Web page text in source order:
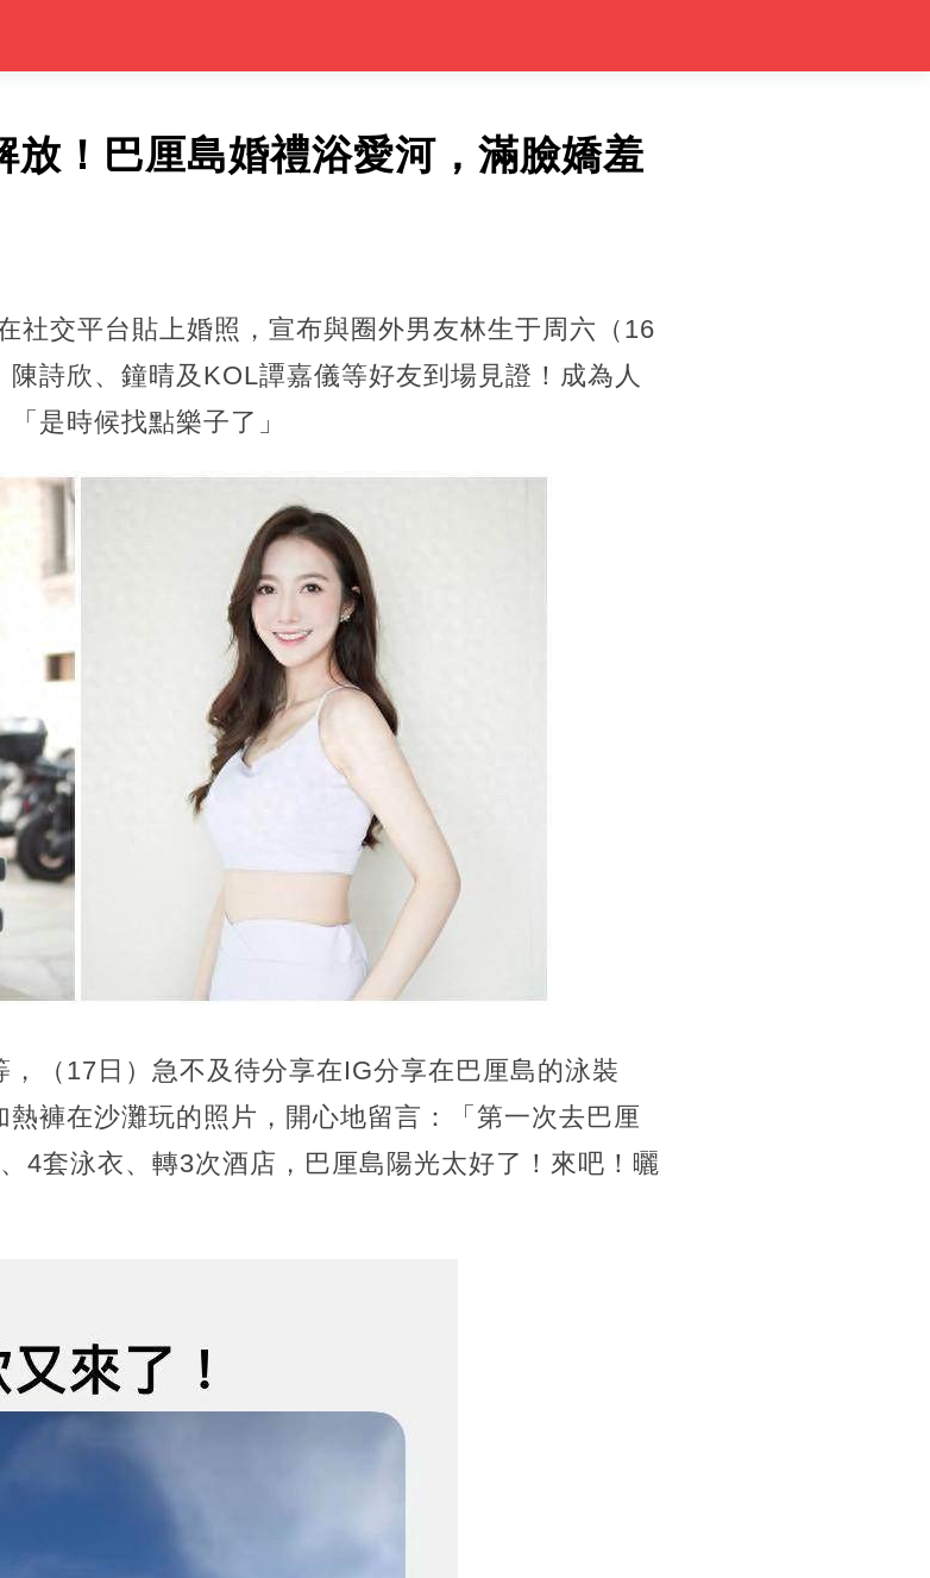
！巴厘島婚禮浴愛河，滿臉嬌羞
社交平台貼上婚照，宣布與圈外男友林生于周六（16
詩欣、鐘晴及KOL譚嘉儀等好友到場見證！成為人
是時候找點樂子了」
（17日）急不及待分享在IG分享在巴厘島的泳裝
褲在沙灘玩的照片，開心地留言：「第一次去巴厘
4套泳衣、轉3次酒店，巴厘島陽光太好了！來吧！曬